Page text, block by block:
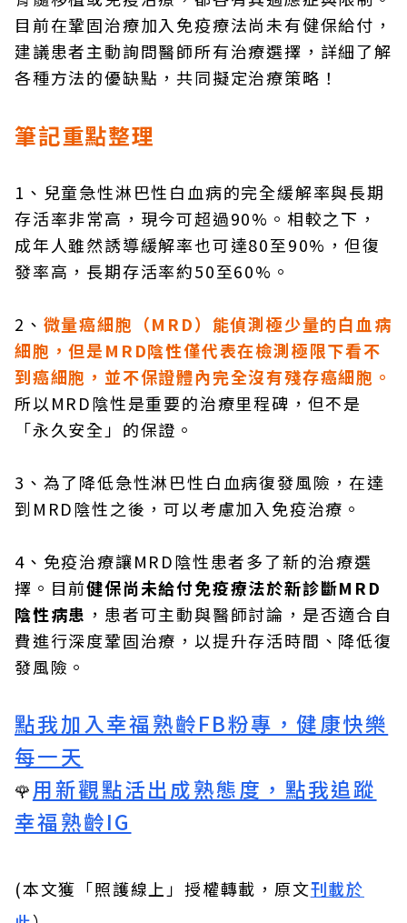
目前在鞏固治療加入免疫療法尚未有健保給付，
建議患者主動詢問醫師所有治療選擇，詳細了解
各種方法的優缺點，共同擬定治療策略！
筆記重點整理
1、兒童急性淋巴性白血病的完全緩解率與長期
存活率非常高，現今可超過90%。相較之下，
成年人雖然誘導緩解率也可達80至90%，但復
發率高，長期存活率約50至60%。
2、 微量癌細胞（MRD）能偵測極少量的白血病
細胞，但是MRD陰性僅代表在檢測極限下看不
到癌細胞，並不保證體內完全沒有殘存癌細胞。
所以MRD陰性是重要的治療里程碑，但不是
「永久安全」的保證。
3、為了降低急性淋巴性白血病復發風險，在達
到MRD陰性之後，可以考慮加入免疫治療。
4、免疫治療讓MRD陰性患者多了新的治療選
擇。目前健保尚未給付免疫療法於新診斷MRD
陰性病患 ，患者可主動與醫師討論，是否適合自
費進行深度鞏固治療，以提升存活時間、降低復
發風險。
點我加入幸福熟齡FB粉專，健康快樂
每一天
🌹用新觀點活出成熟態度，點我追蹤
幸福熟齡IG
(本文獲「照護線上」授權轉載，原文刊載於